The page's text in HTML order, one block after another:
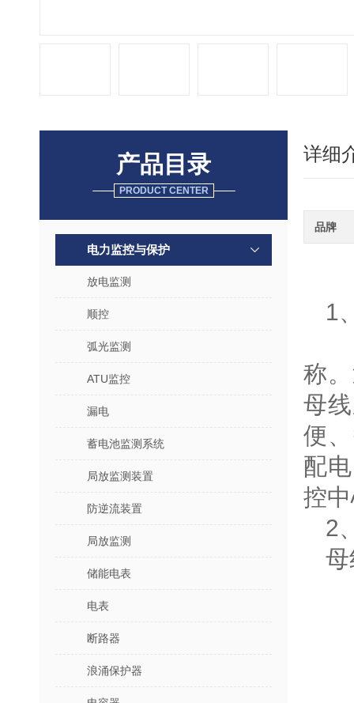
产品目录
PRODUCT CENTER
电力监控与保护
放电监测
顺控
弧光监测
ATU监控
漏电
蓄电池监测系统
局放监测装置
防逆流装置
局放监测
储能电表
电表
断路器
浪涌保护器
详细
品牌
1
称
母
便
配
控
2